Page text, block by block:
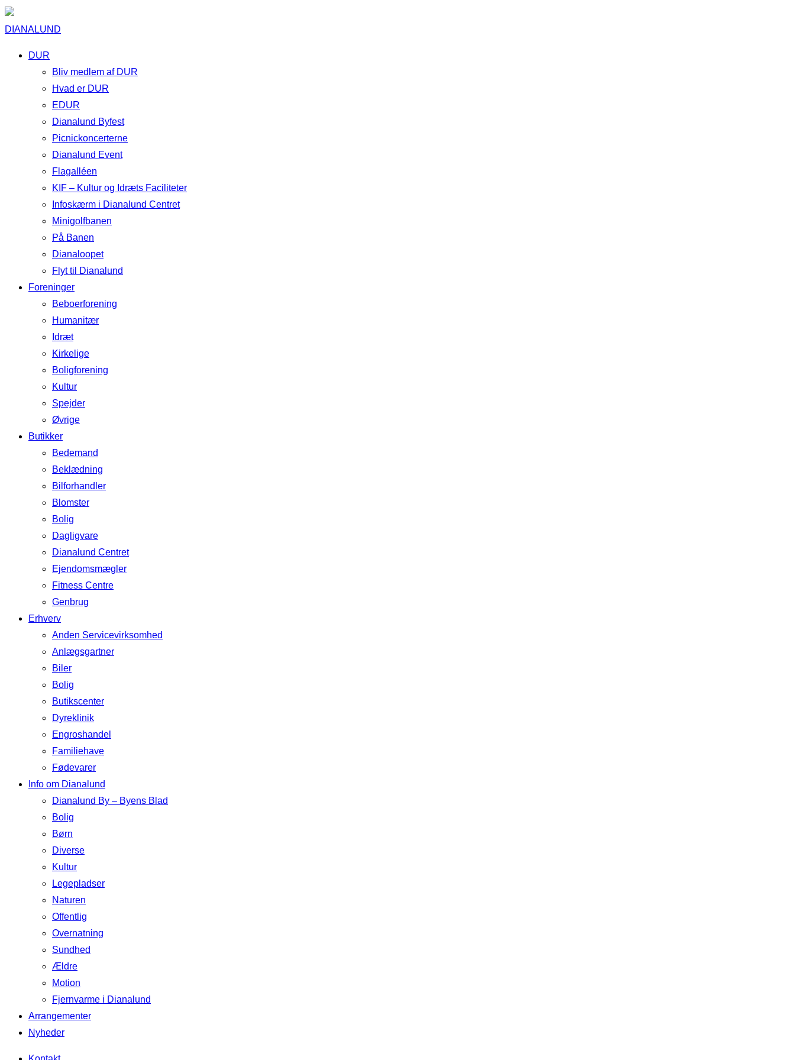
DIANALUND
DUR
Bliv medlem af DUR
Hvad er DUR
EDUR
Dianalund Byfest
Picnickoncerterne
Dianalund Event
Flagalléen
KIF – Kultur og Idræts Faciliteter
Infoskærm i Dianalund Centret
Minigolfbanen
På Banen
Dianaloopet
Flyt til Dianalund
Foreninger
Beboerforening
Humanitær
Idræt
Kirkelige
Boligforening
Kultur
Spejder
Øvrige
Butikker
Bedemand
Beklædning
Bilforhandler
Blomster
Bolig
Dagligvare
Dianalund Centret
Ejendomsmægler
Fitness Centre
Genbrug
Erhverv
Anden Servicevirksomhed
Anlægsgartner
Biler
Bolig
Butikscenter
Dyreklinik
Engroshandel
Familiehave
Fødevarer
Info om Dianalund
Dianalund By – Byens Blad
Bolig
Børn
Diverse
Kultur
Legepladser
Naturen
Offentlig
Overnatning
Sundhed
Ældre
Motion
Fjernvarme i Dianalund
Arrangementer
Nyheder